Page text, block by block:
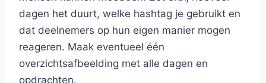
dagen het duurt, welke hashtag je gebruikt en
dat deelnemers op hun eigen manier mogen
reageren. Maak eventueel één
overzichtsafbeelding met alle dagen en
opdrachten.